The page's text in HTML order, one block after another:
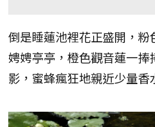
倒是睡蓮池裡花正盛開，粉
娉娉亭亭，橙色觀音蓮一捧
影，蜜蜂瘋狂地親近少量香